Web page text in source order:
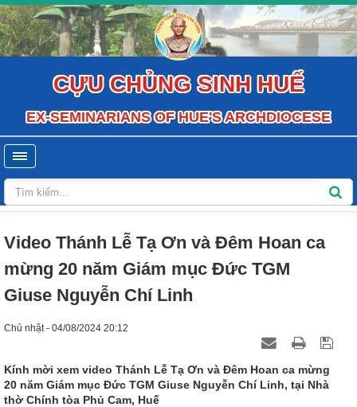
CỰU CHỦNG SINH HUẾ
EX-SEMINARIANS OF HUE'S ARCHDIOCESE
Video Thánh Lễ Tạ Ơn và Đêm Hoan ca
mừng 20 năm Giám mục Đức TGM
Giuse Nguyễn Chí Linh
Chủ nhật - 04/08/2024 20:12
Kính mời xem video Thánh Lễ Tạ Ơn và Đêm Hoan ca mừng
20 năm Giám mục Đức TGM Giuse Nguyễn Chí Linh, tại Nhà
thờ Chính tòa Phủ Cam, Huế